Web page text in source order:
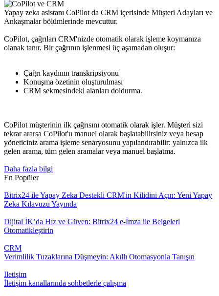
Yapay zeka asistanı CoPilot da CRM içerisinde Müşteri Adayları ve
Ankaşmalar bölümlerinde mevcuttur.
CoPilot, çağrıları CRM'nizde otomatik olarak işleme koymanıza
olanak tanır. Bir çağrının işlenmesi üç aşamadan oluşur:
Çağrı kaydının transkripsiyonu
Konuşma özetinin oluşturulması
CRM sekmesindeki alanları doldurma.
CoPilot müşterinin ilk çağrısını otomatik olarak işler. Müşteri sizi
tekrar ararsa CoPilot'u manuel olarak başlatabilirsiniz veya hesap
yöneticiniz arama işleme senaryosunu yapılandırabilir: yalnızca ilk
gelen arama, tüm gelen aramalar veya manuel başlatma.
Daha fazla bilgi
En Popüler
Bitrix24 ile Yapay Zeka Destekli CRM'in Kilidini Açın: Yeni Yapay
Zeka Kılavuzu Yayında
Dijital İK’da Hız ve Güven: Bitrix24 e-İmza ile Belgeleri
Otomatikleştirin
CRM
Verimlilik Tuzaklarına Düşmeyin: Akıllı Otomasyonla Tanışın
Iletişim
İletişim kanallarında sohbetlerle çalışma